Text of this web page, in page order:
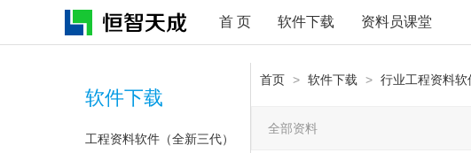
首 页 软件下载 资料员课堂
软件下载
工程资料软件（全新三代）
首页 > 软件下载 > 行业工程资料软
全部资料